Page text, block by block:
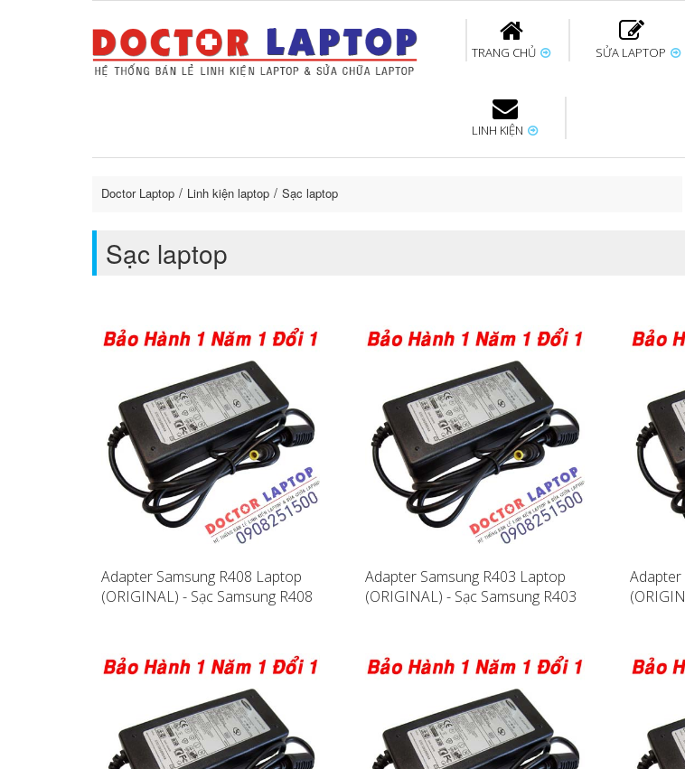
TRANG CHỦ SỬA LAPTOP
Sửa Laptop uy tín Thay bàn phím Thay màn hình
Sửa Macbook uy tín Thay pin Macbook
Thay pin Surface
LINH KIỆN
Doctor Laptop Linh kiện laptop Sạc laptop
Sạc laptop
Adapter Samsung R408 Laptop
(ORIGINAL) - Sạc Samsung R408
Adapter Samsung R403 Laptop
(ORIGINAL) - Sạc Samsung R403
Adapter